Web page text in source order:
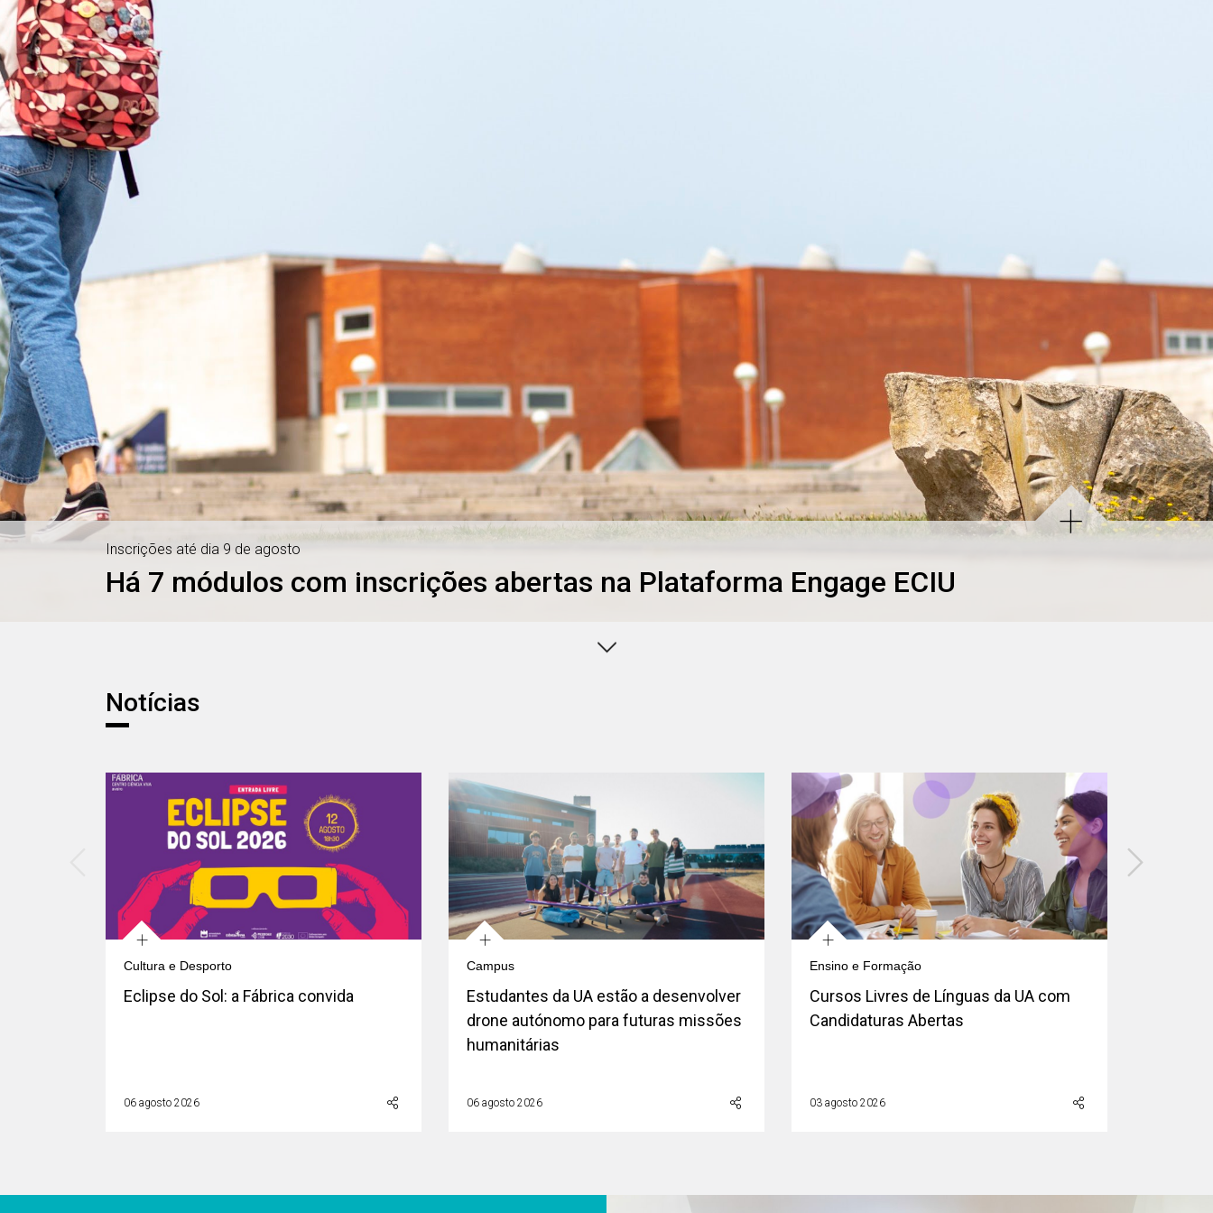
Inscrições até dia 9 de agosto
Há 7 módulos com inscrições abertas na Plataforma Engage ECIU
Notícias
+
Cultura e Desporto
Eclipse do Sol: a Fábrica convida
06 agosto 2026
+
Campus
Estudantes da UA estão a desenvolver
drone autónomo para futuras missões
humanitárias
06 agosto 2026
+
Ensino e Formação
Cursos Livres de Línguas da UA com
Candidaturas Abertas
03 agosto 2026